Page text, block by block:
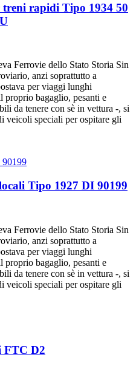
treni rapidi Tipo 1934 50
Ferrovie dello Stato Storia Sin
anzi soprattutto a
per viaggi lunghi
proprio bagaglio, pesanti e
da tenere con sè in vettura -, si
veicoli speciali per ospitare gli
Tipo 1927 DI 90199
Ferrovie dello Stato Storia Sin
anzi soprattutto a
per viaggi lunghi
proprio bagaglio, pesanti e
da tenere con sè in vettura -, si
veicoli speciali per ospitare gli
FTC D2